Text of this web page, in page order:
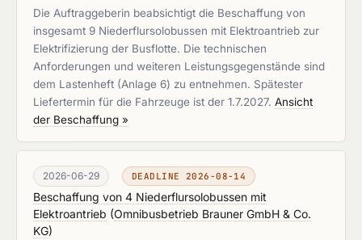
Die Auftraggeberin beabsichtigt die Beschaffung von
insgesamt 9 Niederflursolobussen mit Elektroantrieb zur
Elektrifizierung der Busflotte. Die technischen
Anforderungen und weiteren Leistungsgegenstände sind
dem Lastenheft (Anlage 6) zu entnehmen. Spätester
Liefertermin für die Fahrzeuge ist der 1.7.2027. Ansicht
der Beschaffung »
2026-06-29 DEADLINE 2026-08-14
Beschaffung von 4 Niederflursolobussen mit
Elektroantrieb (Omnibusbetrieb Brauner GmbH & Co.
KG)